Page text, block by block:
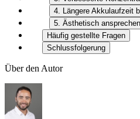
4. Längere Akkulaufzeit
5. Ästhetisch
Häufig gestellte Fragen
Schlussfolgerung
Über den Autor